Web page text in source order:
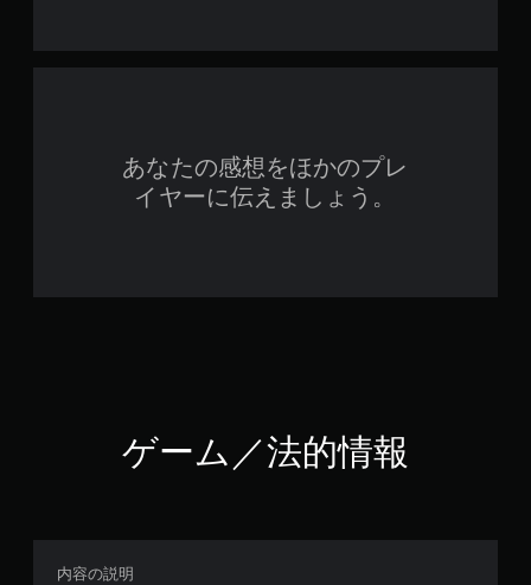
あなたの感想をほかのプレ
イヤーに伝えましょう。
ゲーム／法的情報
内容の説明